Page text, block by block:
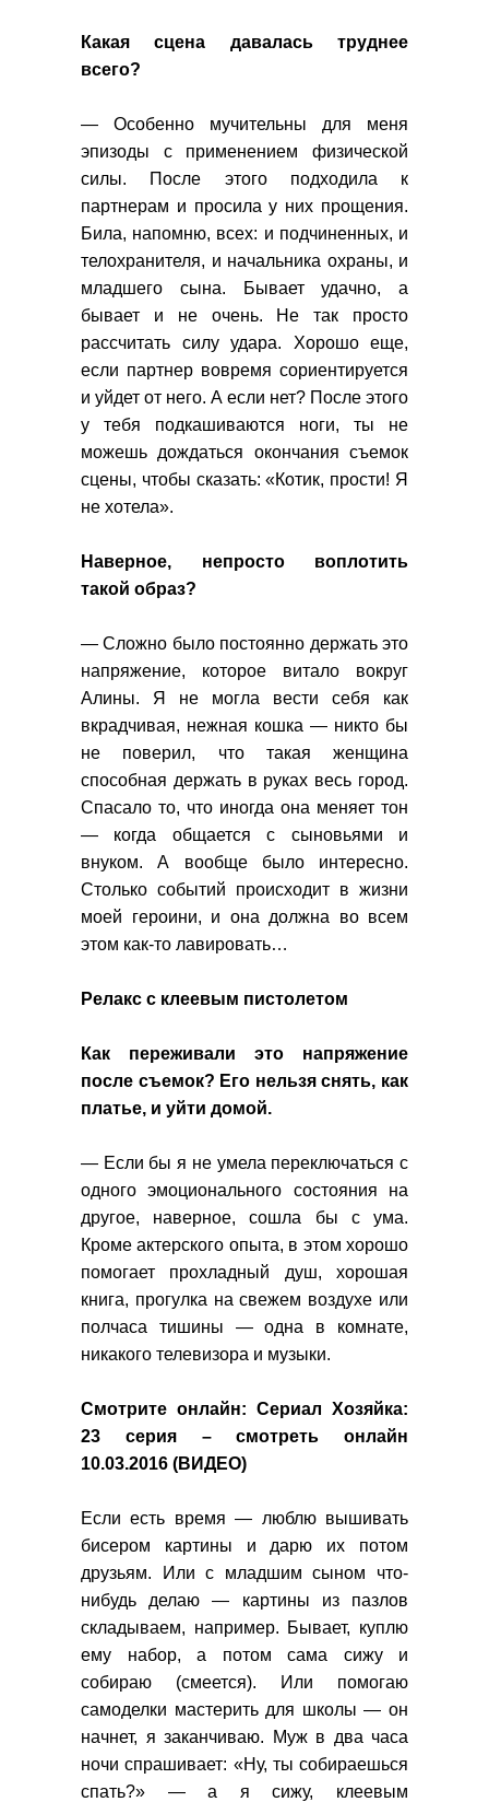
Какая сцена давалась труднее
всего?
— Особенно мучительны для меня
эпизоды с применением физической
силы. После этого подходила к
партнерам и просила у них прощения.
Била, напомню, всех: и подчиненных, и
телохранителя, и начальника охраны, и
младшего сына. Бывает удачно, а
бывает и не очень. Не так просто
рассчитать силу удара. Хорошо еще,
если партнер вовремя сориентируется
и уйдет от него. А если нет? После этого
у тебя подкашиваются ноги, ты не
можешь дождаться окончания съемок
сцены, чтобы сказать: «Котик, прости! Я
не хотела».
Наверное, непросто воплотить
такой образ?
— Сложно было постоянно держать это
напряжение, которое витало вокруг
Алины. Я не могла вести себя как
вкрадчивая, нежная кошка — никто бы
не поверил, что такая женщина
способная держать в руках весь город.
Спасало то, что иногда она меняет тон
— когда общается с сыновьями и
внуком. А вообще было интересно.
Столько событий происходит в жизни
моей героини, и она должна во всем
этом как-то лавировать…
Релакс с клеевым пистолетом
Как переживали это напряжение
после съемок? Его нельзя снять, как
платье, и уйти домой.
— Если бы я не умела переключаться с
одного эмоционального состояния на
другое, наверное, сошла бы с ума.
Кроме актерского опыта, в этом хорошо
помогает прохладный душ, хорошая
книга, прогулка на свежем воздухе или
полчаса тишины — одна в комнате,
никакого телевизора и музыки.
Смотрите онлайн: Сериал Хозяйка:
23 серия – смотреть онлайн
10.03.2016 (ВИДЕО)
Если есть время — люблю вышивать
бисером картины и дарю их потом
друзьям. Или с младшим сыном что-
нибудь делаю — картины из пазлов
складываем, например. Бывает, куплю
ему набор, а потом сама сижу и
собираю (смеется). Или помогаю
самоделки мастерить для школы — он
начнет, я заканчиваю. Муж в два часа
ночи спрашивает: «Ну, ты собираешься
спать?» — а я сижу, клеевым